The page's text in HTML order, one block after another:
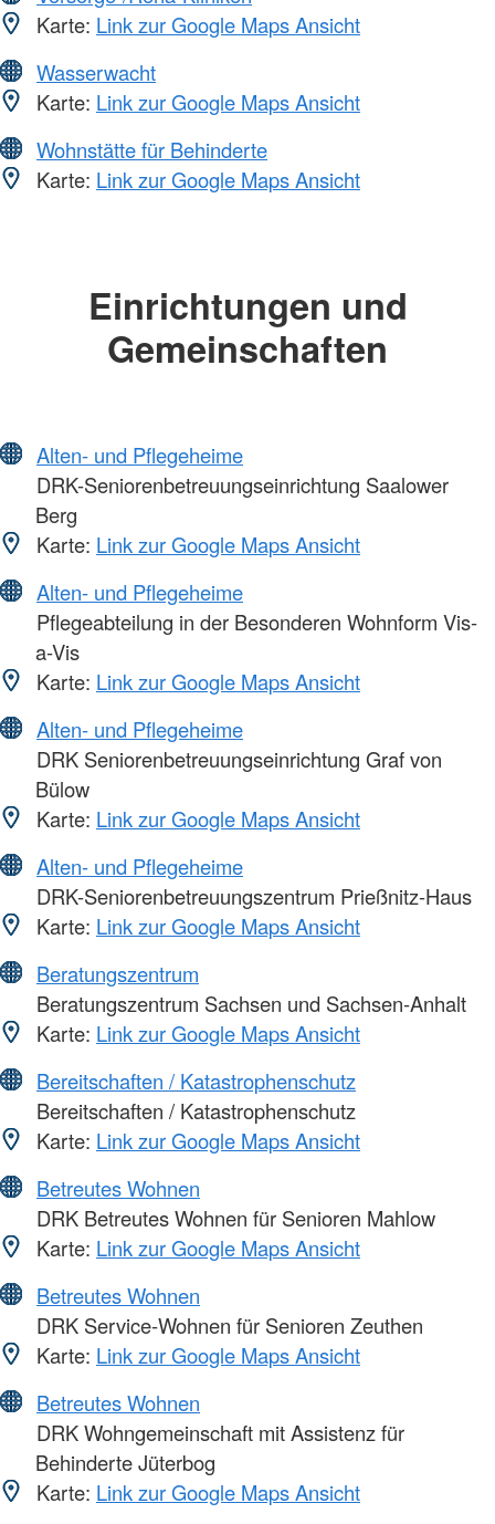
Karte: Link zur Google Maps Ansicht
Wasserwacht
Karte: Link zur Google Maps Ansicht
Wohnstätte für Behinderte
Karte: Link zur Google Maps Ansicht
Einrichtungen und
Gemeinschaften
Alten- und Pflegeheime
DRK-Seniorenbetreuungseinrichtung Saalower
Berg
Karte: Link zur Google Maps Ansicht
Alten- und Pflegeheime
Pflegeabteilung in der Besonderen Wohnform Vis-
a-Vis
Karte: Link zur Google Maps Ansicht
Alten- und Pflegeheime
DRK Seniorenbetreuungseinrichtung Graf von
Bülow
Karte: Link zur Google Maps Ansicht
Alten- und Pflegeheime
DRK-Seniorenbetreuungszentrum Prießnitz-Haus
Karte: Link zur Google Maps Ansicht
Beratungszentrum
Beratungszentrum Sachsen und Sachsen-Anhalt
Karte: Link zur Google Maps Ansicht
Bereitschaften / Katastrophenschutz
Bereitschaften / Katastrophenschutz
Karte: Link zur Google Maps Ansicht
Betreutes Wohnen
DRK Betreutes Wohnen für Senioren Mahlow
Karte: Link zur Google Maps Ansicht
Betreutes Wohnen
DRK Service-Wohnen für Senioren Zeuthen
Karte: Link zur Google Maps Ansicht
Betreutes Wohnen
DRK Wohngemeinschaft mit Assistenz für
Behinderte Jüterbog
Karte: Link zur Google Maps Ansicht